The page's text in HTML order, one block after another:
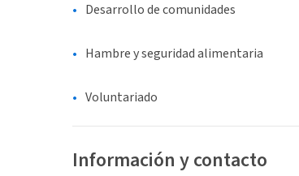
Desarrollo de comunidades
Hambre y seguridad alimentaria
Voluntariado
Información y contacto